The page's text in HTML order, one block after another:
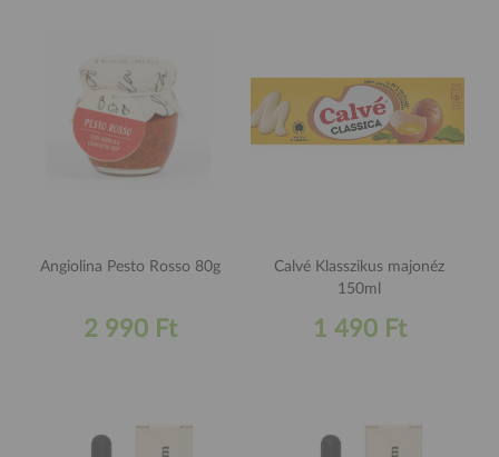
Angiolina Pesto Rosso 80g
2 990 Ft
Calvé Klasszikus majonéz
150ml
1 490 Ft